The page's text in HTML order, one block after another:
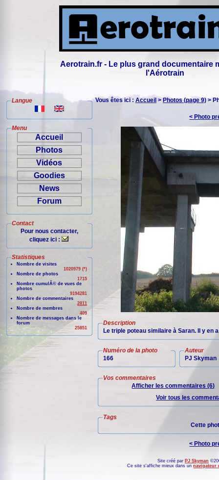
Aerotrain.fr - Le plus grand documentaire
l'Aérotrain
Langue
Menu
Accueil
Photos
Vidéos
Goodies
News
Forum
Contact
Pour nous contacter,
cliquez ici :
Statistiques
Nombre de visites
1020979 (*)
Nombre de photos
1715
Nombre cumulÃ© de vues de
photos
9194281
Nombre de commentaires
2811
Nombre de membres
409
Nombre de messages dans le
forum
25851
Vous êtes ici : Accueil > Photos (page 9)>
< Photo
Description
Le triple poteau similaire à Saran. Il y en
Numéro de la photo
166
Auteur
PJ Skyman
Vos commentaires
Afficher les commentaires (6)
Voir tous les
Tags
Cette
< Photo
Site créé par PJ Skyman
Ce site s'affiche mieux dans unnavigateur